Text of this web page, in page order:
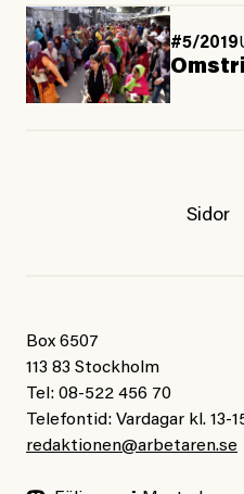
#5/2019
Sidor
Box 6507
113 83 Stockholm
Tel: 08-522 456 70
Telefontid: Vardagar kl. 13-
redaktionen@arbetaren.se